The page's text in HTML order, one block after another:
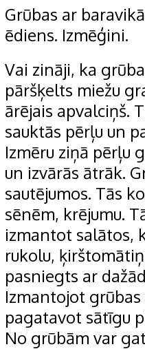
Grūbas ar
ēdiens. Izmēģini.
Vai zināji, ka
pāršķelts miežu
ārējais apvalciņš.
sauktās pērļu un
Izmēru ziņā pērļu
un izvārās ātrāk.
sautējumos. Tās
sēnēm, krējumu.
izmantot salātos,
rukolu,
pasniegts ar
Izmantojot grūbas
pagatavot sātīgu
No grūbām var